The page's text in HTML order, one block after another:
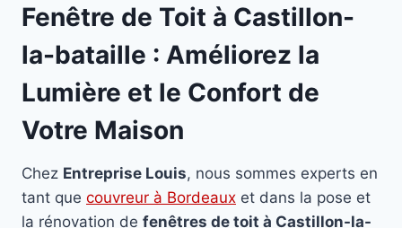
Fenêtre de Toit à Castillon-
la-bataille : Améliorez la
Lumière et le Confort de
Votre Maison
Chez Entreprise Louis, nous sommes experts en
tant que couvreur à Bordeaux et dans la pose et
la rénovation de fenêtres de toit à Castillon-la-